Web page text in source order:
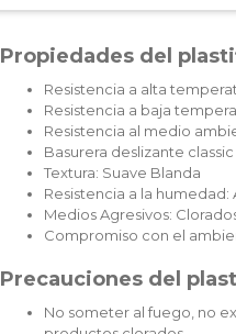
Propiedades del
Resistencia a alta
Resistencia a baja
Resistencia al medio
Basurera deslizante
Textura: Suave Blanda
Resistencia a la humedad:
Medios Agresivos:
Compromiso con el
Precauciones del
No someter al fuego, no